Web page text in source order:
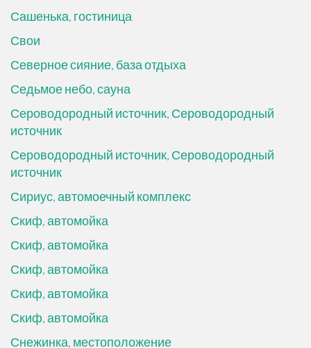
Сашенька, гостиница
Свои
Северное сияние, база отдыха
Седьмое небо, сауна
Сероводородный источник, Сероводородный
источник
Сероводородный источник, Сероводородный
источник
Сириус, автомоечный комплекс
Скиф, автомойка
Скиф, автомойка
Скиф, автомойка
Скиф, автомойка
Скиф, автомойка
Снежинка, местоположение